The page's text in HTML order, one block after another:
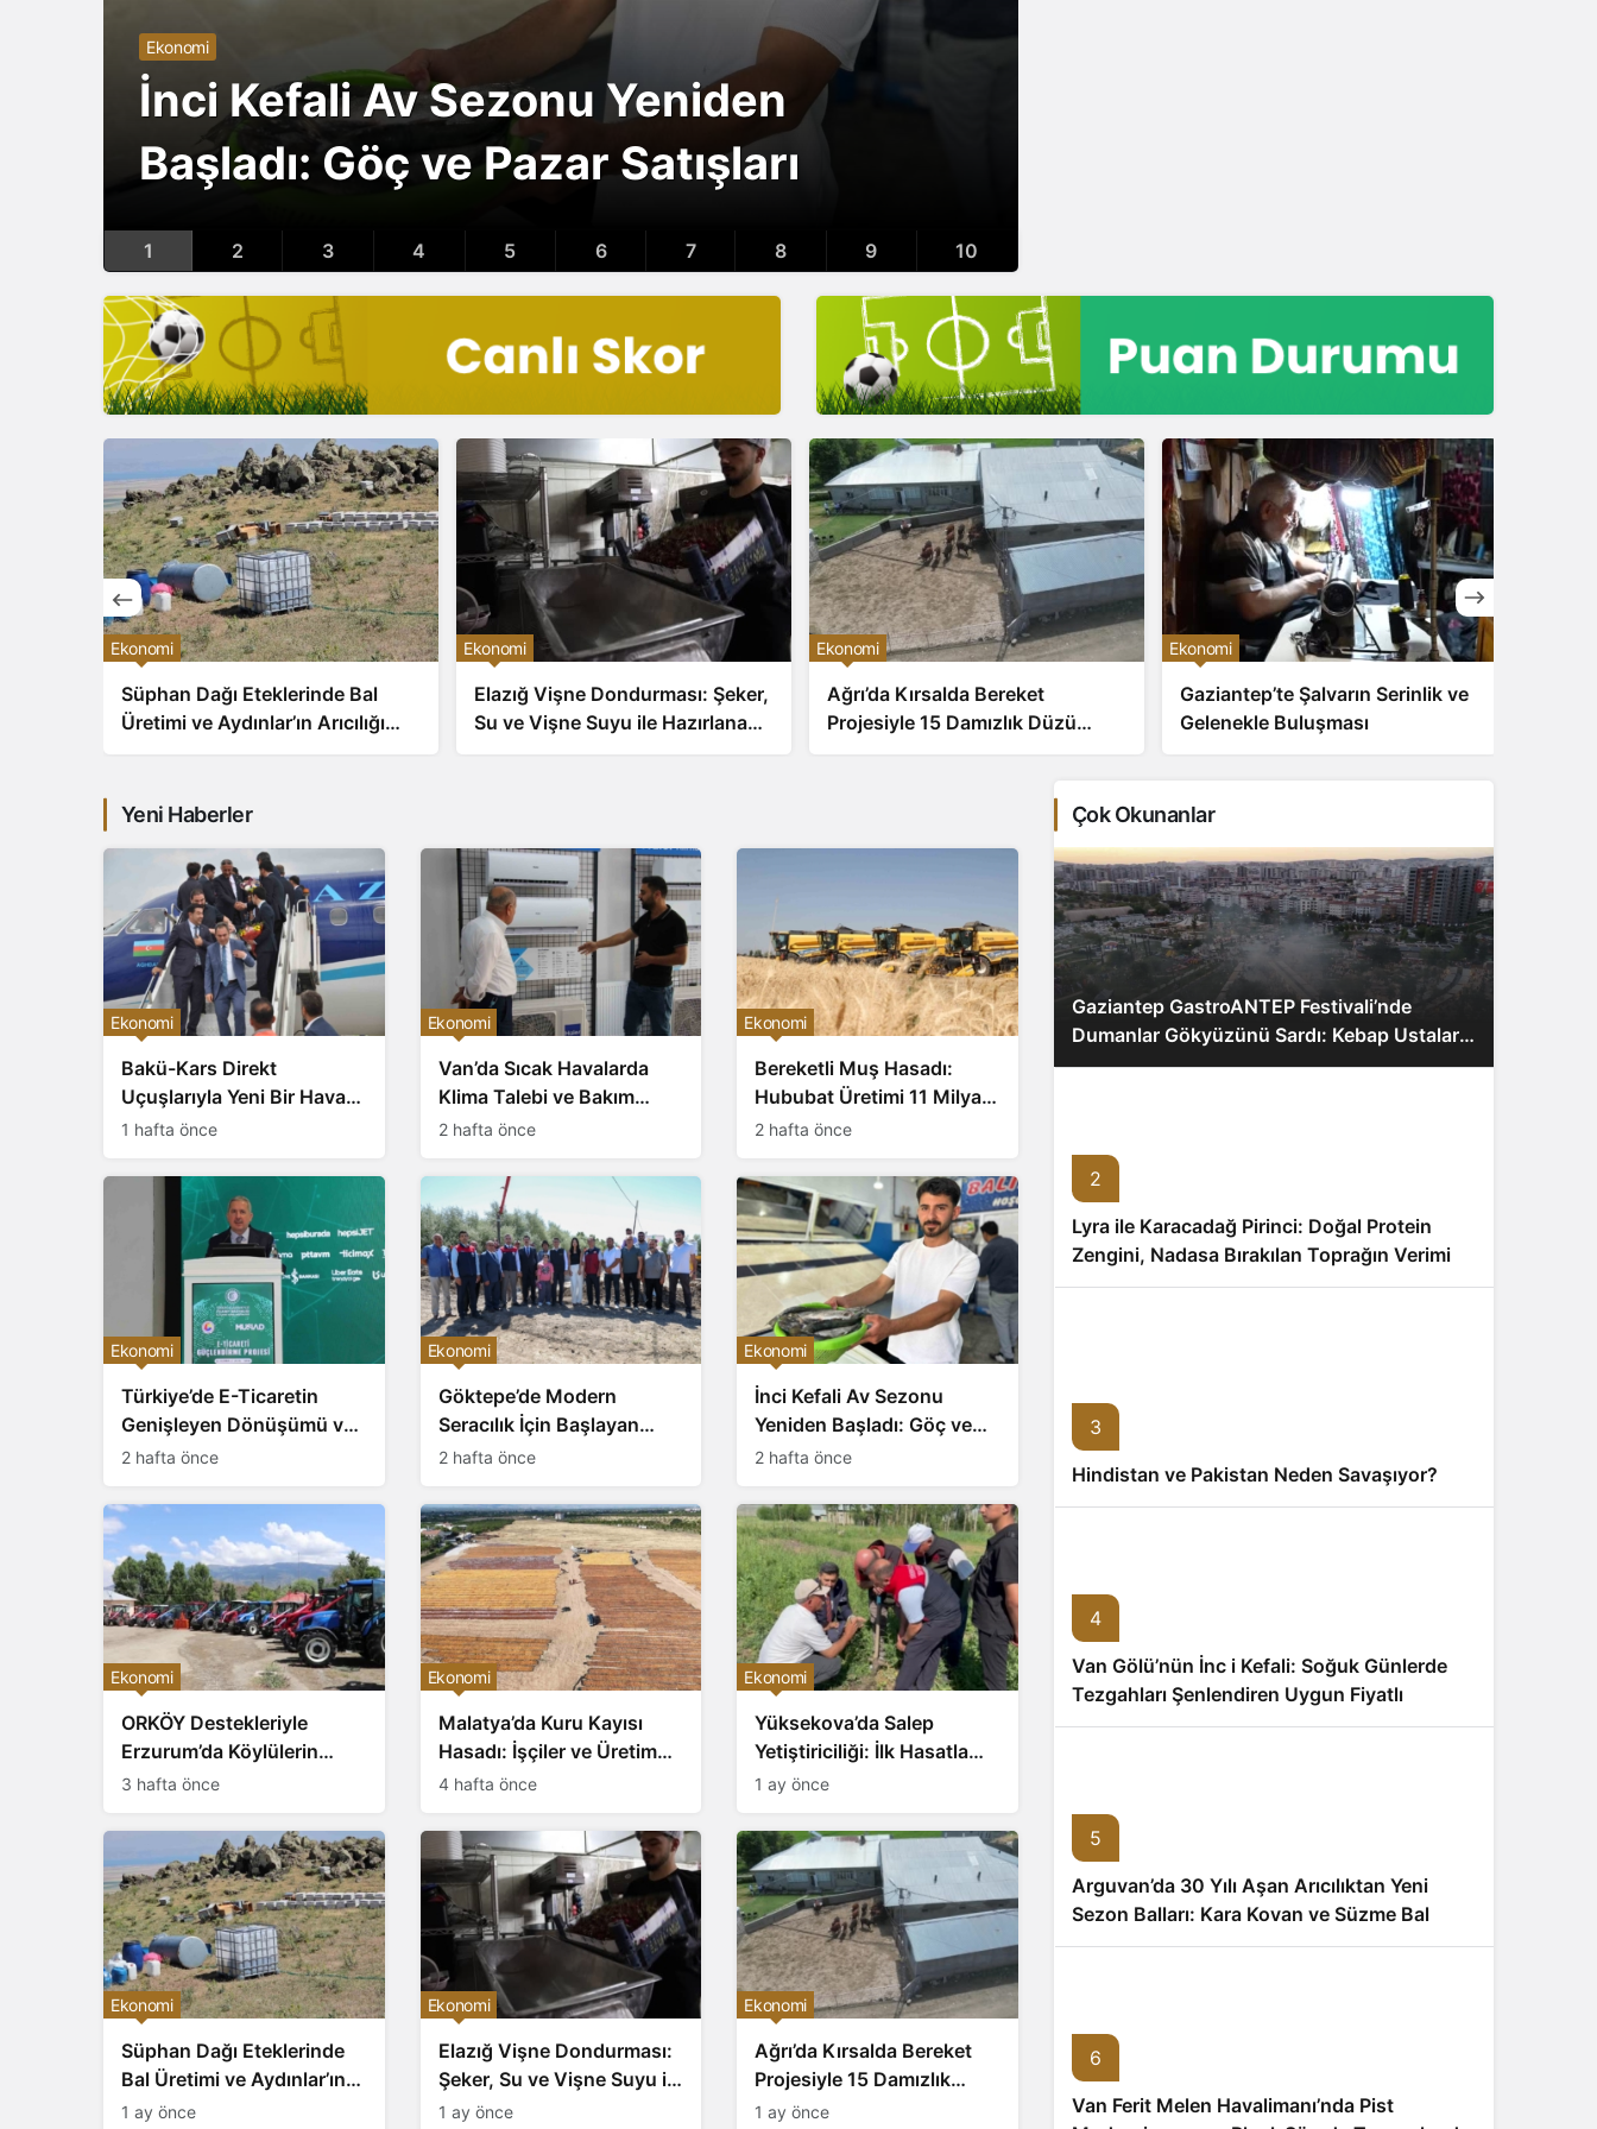
Ekonomi
İnci Kefali Av Sezonu Yeniden
Başladı: Göç ve Pazar Satışları
1 2 3 4 5 6 7 8 9 10
Ekonomi
Süphan Dağı Eteklerinde Bal
Üretimi ve Aydınlar’ın Arıcılığı
Ekonomi
Elazığ Vişne Dondurması: Şeker,
Su ve Vişne Suyu ile Hazırlanan
Ekonomi
Ağrı’da Kırsalda Bereket
Projesiyle 15 Damızlık Düzü
Ekonomi
Gaziantep’te Şalvarın Serinlik ve
Gelenekle Buluşması
Yeni Haberler
Bakü-Kars Direkt
Uçuşlarıyla Yeni Bir Hava
Köprüsü: Ticaret ve
Stratejik Adım
Ekonomi
1 hafta önce
Van’da Sıcak Havalarda
Klima Talebi ve Bakım
Yaklaşımları
Ekonomi
2 hafta önce
Bereketli Muş Hasadı:
Hububat Üretimi 11 Milyar
Liralık Katkı Hedefliyor
Ekonomi
2 hafta önce
Türkiye’de E-Ticaretin
Genişleyen Dönüşümü ve
Bölgesel Etkileri
Ekonomi
2 hafta önce
Göktepe’de Modern
Seracılık İçin Başlayan
Büyük Yorumu: TKDK
Milyon TL Hibe, 8 Milyon
TL Yatırım
Ekonomi
2 hafta önce
İnci Kefali Av Sezonu
Yeniden Başladı: Göç ve
Pazar Satışları
Ekonomi
2 hafta önce
ORKÖY Destekleriyle
Erzurum’da Köylülerin
Üretim Gücü Artıyor
Ekonomi
3 hafta önce
Malatya’da Kuru Kayısı
Hasadı: İşçiler ve Üretim
Akımı
Ekonomi
4 hafta önce
Yüksekova’da Salep
Yetiştiriciliği: İlk Hasatla
Geleneksel Üretime Ticari
Ekonomi
1 ay önce
Süphan Dağı Eteklerinde
Bal Üretimi ve Aydınlar’ın
Arıcılığı Büyüyor
Ekonomi
1 ay önce
Elazığ Vişne Dondurması:
Şeker, Su ve Vişne Suyu ile
Hazırlanan Yaz Serinliği
Ekonomi
1 ay önce
Ağrı’da Kırsalda Bereket
Projesiyle 15 Damızlık
Düzü Angus ve Hereford
Ekonomi
1 ay önce
Çok Okunanlar
Gaziantep GastroANTEP Festivali’nde
Dumanlar Gökyüzünü Sardı: Kebap Ustaları
ve Ziyaretçiler Coşkuyu Yaşadı
2
Lyra ile Karacadağ Pirinci: Doğal Protein
Zengini, Nadasa Bırakılan Toprağın Verimi
3
Hindistan ve Pakistan Neden Savaşıyor?
4
Van Gölü’nün İnc i Kefali: Soğuk Günlerde
Tezgahları Şenlendiren Uygun Fiyatlı
Seçenek
5
Arguvan’da 30 Yılı Aşan Arıcılıktan Yeni
Sezon Balları: Kara Kovan ve Süzme Bal
Ticareti Başladı
6
Van Ferit Melen Havalimanı’nda Pist